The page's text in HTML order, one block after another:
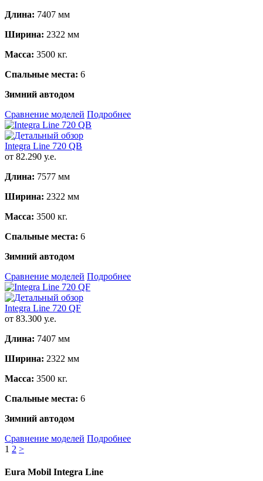
Длина: 7407 мм
Ширина: 2322 мм
Масса: 3500 кг.
Спальные места: 6
Зимний автодом
Сравнение моделей Подробнее
Integra Line 720 QB
от 82.290 у.е.
Длина: 7577 мм
Ширина: 2322 мм
Масса: 3500 кг.
Спальные места: 6
Зимний автодом
Сравнение моделей Подробнее
Integra Line 720 QF
от 83.300 у.е.
Длина: 7407 мм
Ширина: 2322 мм
Масса: 3500 кг.
Спальные места: 6
Зимний автодом
Сравнение моделей Подробнее
1 2 >
Eura Mobil Integra Line